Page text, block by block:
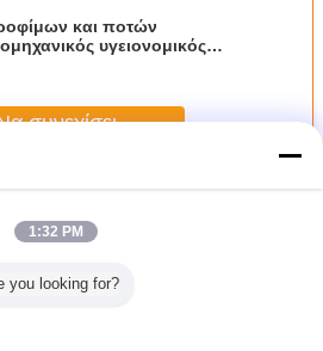
και ποτών
υγειονομικός
συνεχίσει
αισθητήρας πίεσης
1:32 PM
you looking for?